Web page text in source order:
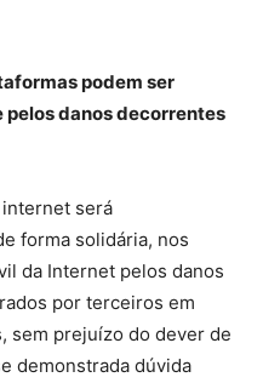
podem ser
danos decorrentes
será
forma solidária, nos
da Internet pelos danos
por terceiros em
sem prejuízo do dever de
demonstrada dúvida